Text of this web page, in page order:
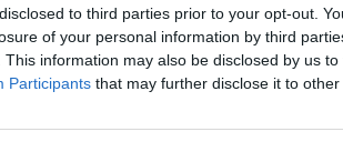
to third parties prior to your opt-out.
of your personal information by third
This information may also be disclosed by us
Participants that may further disclose it to other
η Μαρίνα Πατούλη δεν
διαγνωστεί ξανά θετική στον ιό.